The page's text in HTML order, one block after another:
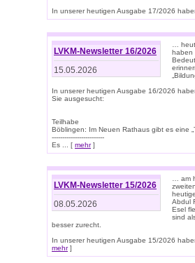
In unserer heutigen Ausgabe 17/2026
LVKM-Newsletter 16/2026
15.05.2026
…
haben
In unserer heutigen Ausgabe 16/2026
Sie ausgesucht:
Teilhabe
Böblingen: Im Neuen Rathaus gibt es eine
-------------------------
Es ... [ mehr]
LVKM-Newsletter 15/2026
08.05.2026
… am
Abdul
Esel
sind
besser zurecht.
In unserer heutigen Ausgabe 15/2026
mehr]